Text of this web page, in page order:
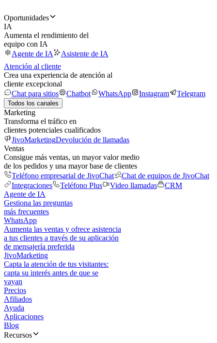
Oportunidades
IA
Aumenta el rendimiento del
equipo con IA
Agente de IA
Asistente de IA
Atención al cliente
Crea una experiencia de atención al
cliente excepcional
Chat para sitios
Chatbot WhatsApp Instagram Telegram
Todos los canales
Marketing
Transforma el tráfico en
clientes potenciales cualificados
JivoMarketingDevolución de llamadas
Ventas
Consigue más ventas, un mayor valor medio
de los pedidos y una mayor base de clientes
Teléfono empresarial de JivoChat
Chat de equipos de JivoChat
Integraciones
Teléfono Plus Video llamadas
CRM
Agente de IA
Gestiona las preguntas
más frecuentes
WhatsApp
Aumenta las ventas y ofrece asistencia
a tus clientes a través de su aplicación
de mensajería preferida
JivoMarketing
Capta la atención de tus visitantes:
capta su interés antes de que se
vayan
Precios
Afiliados
Ayuda
Aplicaciones
Blog
Recursos